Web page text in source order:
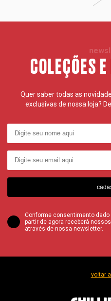
COLEÇÕES
Quer saber todas as
exclusivas de nossa loja?
Conforme consentimento
partir de agora receberá
através de nossa newsletter.
voltar